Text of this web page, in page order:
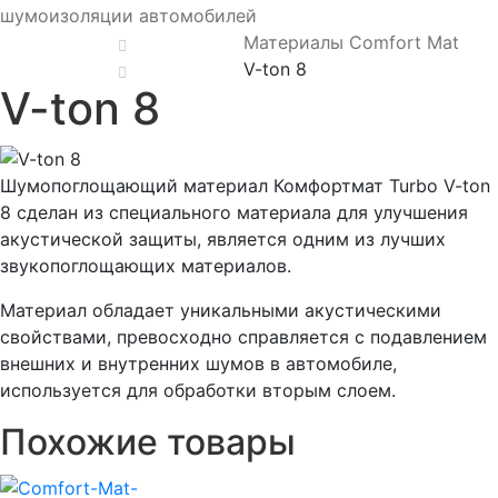
шумоизоляции автомобилей
Материалы Comfort Mat
V-ton 8
V-ton 8
Шумопоглощающий материал Комфортмат Turbo V-ton
8 сделан из специального материала для улучшения
акустической защиты, является одним из лучших
звукопоглощающих материалов.
Материал обладает уникальными акустическими
свойствами, превосходно справляется с подавлением
внешних и внутренних шумов в автомобиле,
используется для обработки вторым слоем.
Похожие товары